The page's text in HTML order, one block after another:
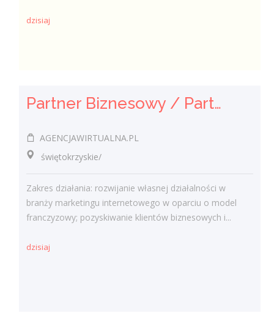
dzisiaj
Partner Biznesowy / Partnerka Biznesowa – agencja marketingu online
AGENCJAWIRTUALNA.PL
świętokrzyskie/
Zakres działania: rozwijanie własnej działalności w
branży marketingu internetowego w oparciu o model
franczyzowy; pozyskiwanie klientów biznesowych i...
dzisiaj